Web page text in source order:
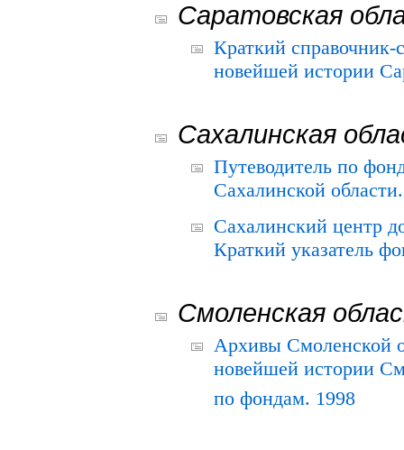
Саратовская
Краткий
новейшей истории
Сахалинская
Путеводитель по
Сахалинской
Сахалинский центр
Краткий указатель
Смоленская
Архивы Смоленской
новейшей истории
по фондам. 1998